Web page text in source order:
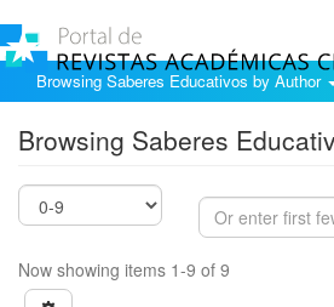
Browsing Saberes Educativos by Author
Browsing Saberes
Now showing items 1-9 of 9